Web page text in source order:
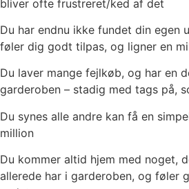
bliver ofte frustreret/ked af det
Du har endnu ikke fundet din egen
føler dig godt tilpas, og ligner en
Du laver mange fejlkøb, og har en
garderoben – stadig med tags på,
Du synes alle andre kan få en
million
Du kommer altid hjem med noget,
allerede har i garderoben, og føler